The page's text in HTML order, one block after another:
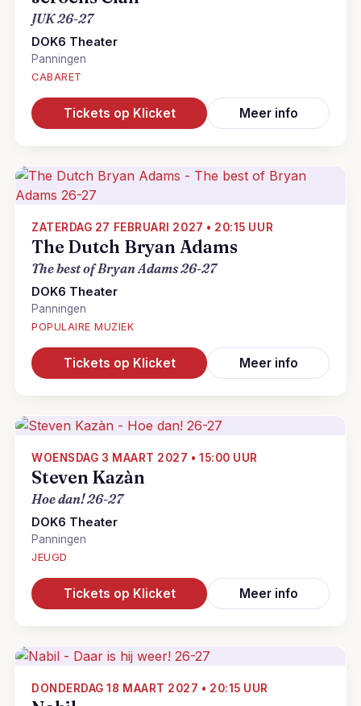
JUK 26-27
DOK6 Theater
Panningen
CABARET
Tickets op Klicket Meer info
ZATERDAG 27 FEBRUARI 2027 • 20:15 UUR
The Dutch Bryan Adams
The best of Bryan Adams 26-27
DOK6 Theater
Panningen
POPULAIRE MUZIEK
Tickets op Klicket Meer info
WOENSDAG 3 MAART 2027 • 15:00 UUR
Steven Kazàn
Hoe dan! 26-27
DOK6 Theater
Panningen
JEUGD
Tickets op Klicket Meer info
DONDERDAG 18 MAART 2027 • 20:15 UUR